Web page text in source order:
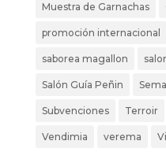
Muestra de Garnachas
promoción internacional
saborea magallon
Salón Guía Peñin
Subvenciones Terroir
Vendimia verema